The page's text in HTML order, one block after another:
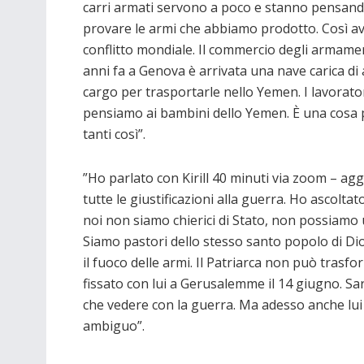
carri armati servono a poco e stanno
provare le armi che abbiamo prodotto. Così
conflitto mondiale. Il commercio degli
anni fa a Genova è arrivata una nave carica
cargo per trasportarle nello Yemen. I
pensiamo ai bambini dello Yemen. È una
tanti così”.
”Ho parlato con Kirill 40 minuti via zoom –
tutte le giustificazioni alla guerra. Ho
noi non siamo chierici di Stato, non
Siamo pastori dello stesso santo popolo di
il fuoco delle armi. Il Patriarca non può
fissato con lui a Gerusalemme il 14 giugno.
che vedere con la guerra. Ma adesso anche
ambiguo”.